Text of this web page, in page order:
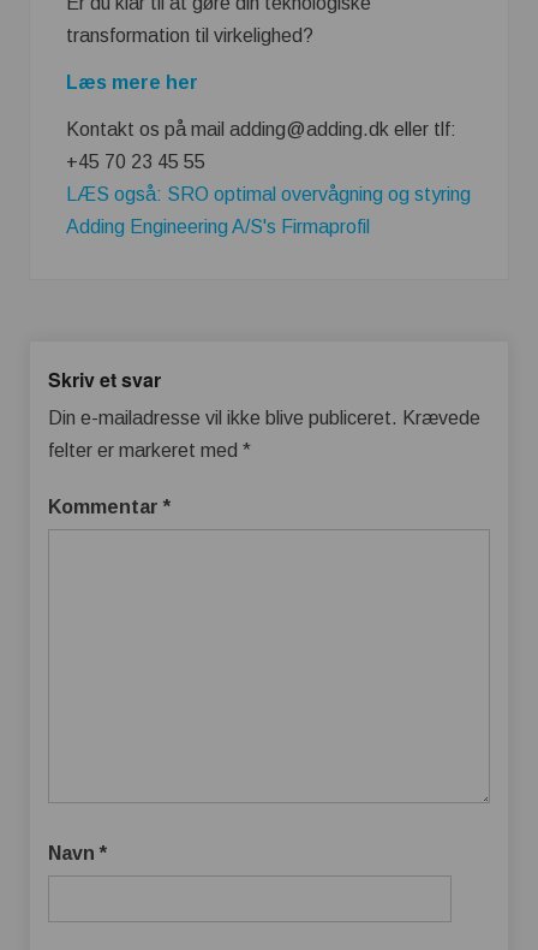
transformation til virkelighed?
Læs mere her
Kontakt os på mail adding@adding.dk eller tlf:
+45 70 23 45 55
LÆS også: SRO optimal overvågning og styring
Adding Engineering A/S's Firmaprofil
Skriv et svar
Din e-mailadresse vil ikke blive publiceret. Krævede
felter er markeret med *
Kommentar *
Navn *